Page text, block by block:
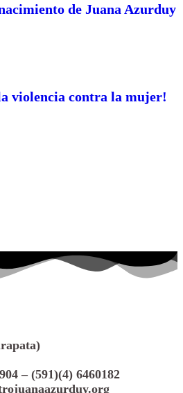
de Juana Azurduy
violencia contra la mujer!
– (591)(4) 6460182